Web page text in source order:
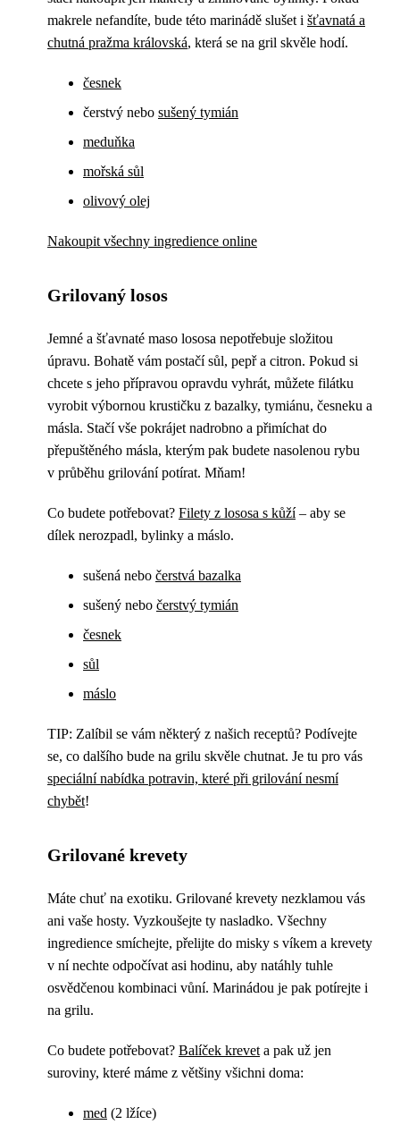
makrele nefandíte, bude této marinádě slušet i šťavnatá a
chutná pražma královská, která se na gril skvěle hodí.
česnek
čerstvý nebo sušený tymián
meduňka
mořská sůl
olivový olej
Nakoupit všechny ingredience online
Grilovaný losos
Jemné a šťavnaté maso lososa nepotřebuje složitou
úpravu. Bohatě vám postačí sůl, pepř a citron. Pokud si
chcete s jeho přípravou opravdu vyhrát, můžete filátku
vyrobit výbornou krustičku z bazalky, tymiánu, česneku a
másla. Stačí vše pokrájet nadrobno a přimíchat do
přepuštěného másla, kterým pak budete nasolenou rybu
v průběhu grilování potírat. Mňam!
Co budete potřebovat? Filety z lososa s kůží– aby se
dílek nerozpadl, bylinky a máslo.
sušená nebo čerstvá bazalka
sušený nebo čerstvý tymián
česnek
sůl
máslo
TIP: Zalíbil se vám některý z našich receptů? Podívejte
se, co dalšího bude na grilu skvěle chutnat. Je tu pro vás
speciální nabídka potravin, které při grilování nesmí
chybět!
Grilované krevety
Máte chuť na exotiku. Grilované krevety nezklamou vás
ani vaše hosty. Vyzkoušejte ty nasladko. Všechny
ingredience smíchejte, přelijte do misky s víkem a krevety
v ní nechte odpočívat asi hodinu, aby natáhly tuhle
osvědčenou kombinaci vůní. Marinádou je pak potírejte i
na grilu.
Co budete potřebovat? Balíček krevet a pak už jen
suroviny, které máme z většiny všichni doma:
med (2 lžíce)